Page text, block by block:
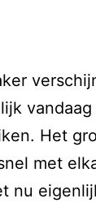
Het
met
nu